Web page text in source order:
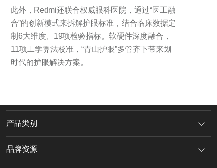
此外，Redmi还联合权威眼科医院，通过“医工融
合”的创新模式来拆解护眼标准，结合临床数据定
制6大维度、19项检验指标。软硬件深度融合，
11项工学算法校准，“青山护眼”多管齐下带来划
时代的护眼解决方案。
产品类别
品牌资源